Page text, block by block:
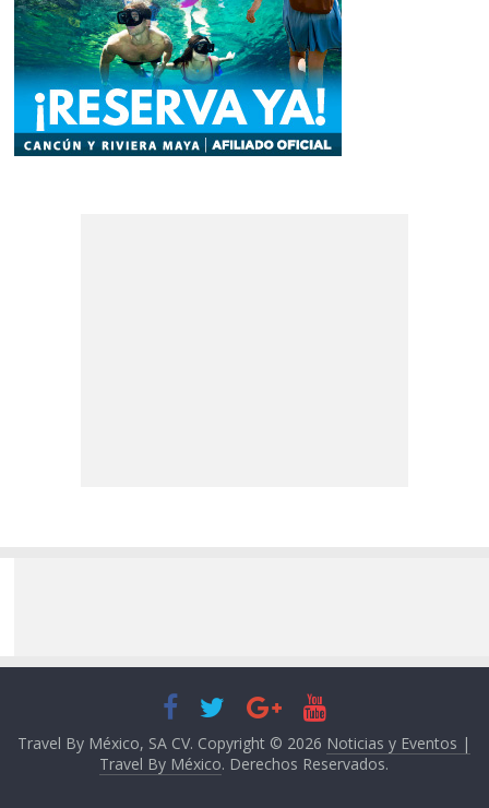
Travel By México, SA CV. Copyright © 2026 Noticias y Eventos |
Travel By México. Derechos Reservados.